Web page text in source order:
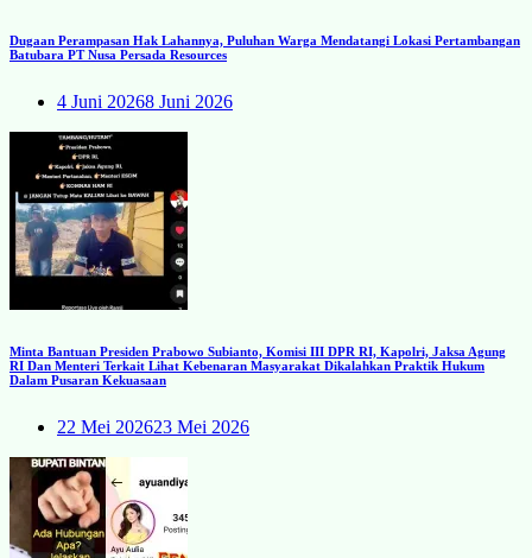
Dugaan Perampasan Hak Lahannya, Puluhan Warga Mendatangi Lokasi Pertambangan
Batubara PT Nusa Persada Resources
4 Juni 20268 Juni 2026
Minta Bantuan Presiden Prabowo Subianto, Komisi III DPR RI, Kapolri, Jaksa Agung
RI Dan Menteri Terkait Lihat Kebenaran Masyarakat Dikalahkan Praktik Hukum
Dalam Pusaran Kekuasaan
22 Mei 202623 Mei 2026